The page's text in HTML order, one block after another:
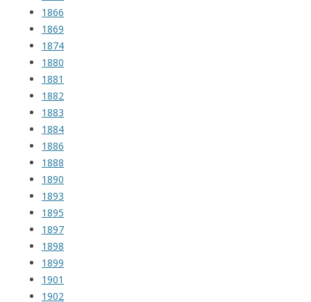
1866
1869
1874
1880
1881
1882
1883
1884
1886
1888
1890
1893
1895
1897
1898
1899
1901
1902